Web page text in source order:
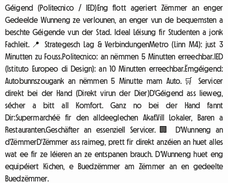
Géigend (Politecnico / IED)Eng flott ageriert Zëmmer an enger
Gedeelde Wunneng ze verlounen, an enger vun de bequemsten a
beschte Géigende vun der Stad. Ideal Léisung fir Studenten a jonk
Fachleit.📍 Strategesch Lag & VerbindungenMetro (Linn M4): just 3
Minutten zu Fouss.Politecnico: an nëmmen 5 Minutten erreechbar.IED
(Istituto Europeo di Design): an 10 Minutten erreechbar.Ëmgéigend:
Autobunnszougank an nëmmen 5 Minutte mam Auto.🛒 Servicer
direkt bei der Hand (Direkt virun der Dier)D'Géigend ass lieweg,
sécher a bitt all Komfort. Ganz no bei der Hand fannt
Dir:Supermarchéë fir den alldeeglechen Akaf.Vill Lokaler, Baren a
Restauranten.Geschäfter an essenziell Servicer.🏢 D'Wunneng an
d'ZëmmerD'Zëmmer ass raimeg, prett fir direkt anzéien an huet alles
wat ee fir ze léieren an ze entspanen brauch. D'Wunneng huet eng
equipéiert Kichen, e Buedzëmmer am Zëmmer an en gedeelte
Buedzëmmer.